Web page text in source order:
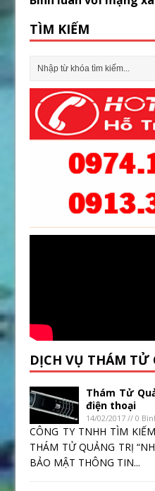
TÌM KIẾM
DỊCH VỤ THÁM TỬ
Thám Tử
điện thoại
14/02/2017 // 0
CÔNG TY TNHH TÌM
THÁM TỬ QUẢNG TRỊ
BẢO MẬT THÔNG TIN...